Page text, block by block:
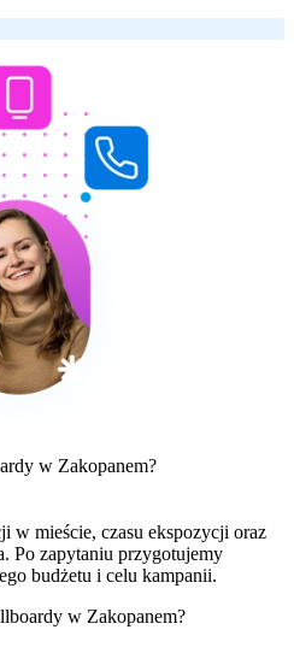
w Zakopanem?
w mieście, czasu ekspozycji oraz
Po zapytaniu przygotujemy
budżetu i celu kampanii.
w Zakopanem?